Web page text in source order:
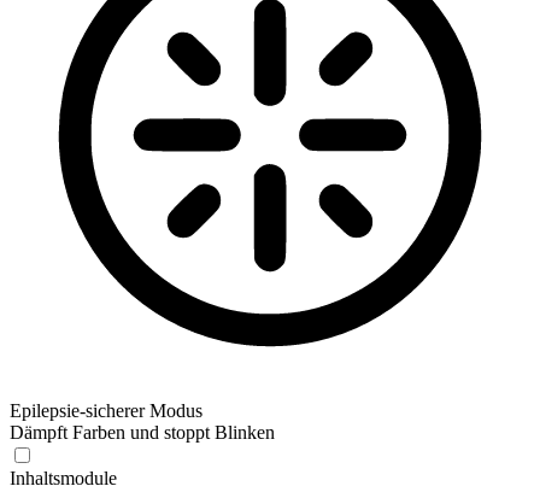
Epilepsie-sicherer Modus
Dämpft Farben und stoppt Blinken
Inhaltsmodule